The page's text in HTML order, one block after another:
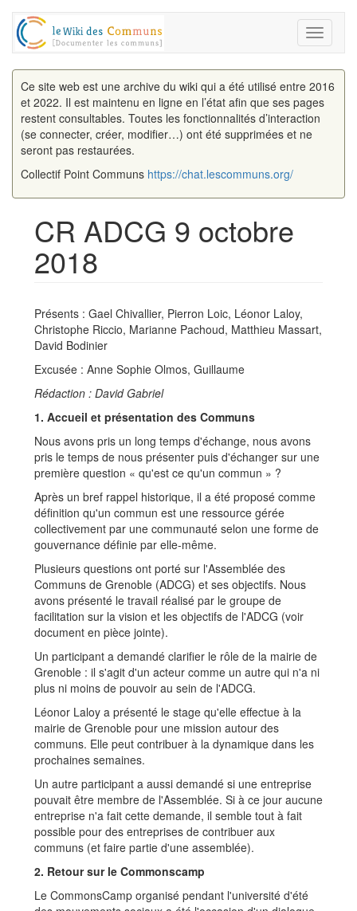
Toggle
Ce site web est une archive du wiki qui a été utilisé entre 2016
et 2022. Il est maintenu en ligne en l’état afin que ses pages
restent consultables. Toutes les fonctionnalités d’interaction
(se connecter, créer, modifier…) ont été supprimées et ne
seront pas restaurées.
Collectif Point Communs https://chat.lescommuns.org/
CR ADCG 9 octobre
2018
Présents : Gael Chivallier, Pierron Loic, Léonor Laloy,
Christophe Riccio, Marianne Pachoud, Matthieu Massart,
David Bodinier
Excusée : Anne Sophie Olmos, Guillaume
Rédaction : David Gabriel
1. Accueil et présentation des Communs
Nous avons pris un long temps d'échange, nous avons
pris le temps de nous présenter puis d'échanger sur une
première question « qu'est ce qu'un commun » ?
Après un bref rappel historique, il a été proposé comme
définition qu'un commun est une ressource gérée
collectivement par une communauté selon une forme de
gouvernance définie par elle-même.
Plusieurs questions ont porté sur l'Assemblée des
Communs de Grenoble (ADCG) et ses objectifs. Nous
avons présenté le travail réalisé par le groupe de
facilitation sur la vision et les objectifs de l'ADCG (voir
document en pièce jointe).
Un participant a demandé clarifier le rôle de la mairie de
Grenoble : il s'agit d'un acteur comme un autre qui n'a ni
plus ni moins de pouvoir au sein de l'ADCG.
Léonor Laloy a présenté le stage qu'elle effectue à la
mairie de Grenoble pour une mission autour des
communs. Elle peut contribuer à la dynamique dans les
prochaines semaines.
Un autre participant a aussi demandé si une entreprise
pouvait être membre de l'Assemblée. Si à ce jour aucune
entreprise n'a fait cette demande, il semble tout à fait
possible pour des entreprises de contribuer aux
communs (et faire partie d'une assemblée).
2. Retour sur le Commonscamp
Le CommonsCamp organisé pendant l'université d'été